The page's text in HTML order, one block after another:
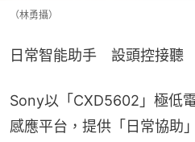
（林勇攝）
日常智能助手　設頭控接聽
Sony以「CXD5602」極低
感應平台，提供「日常協助